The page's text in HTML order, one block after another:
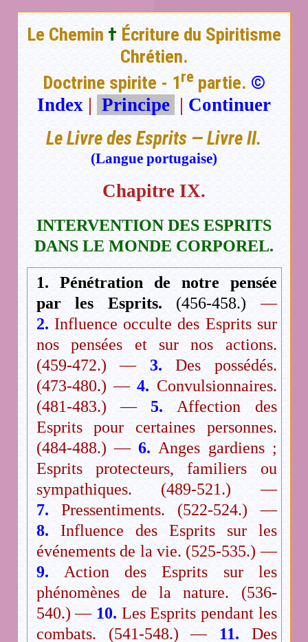
Le Chemin † Écriture du Spiritisme
Chrétien.
Doctrine spirite - 1re partie. ©
Index | Principe | Continuer
Le Livre des Esprits — Livre II.
(Langue portugaise)
Chapitre IX.
INTERVENTION DES ESPRITS
DANS LE MONDE CORPOREL.
1. Pénétration de notre pensée
par les Esprits. (456-458.)—
2. Influence occulte des Esprits sur
nos pensées et sur nos actions.
(459-472.) — 3. Des possédés.
(473-480.) —4. Convulsionnaires.
(481-483.) — 5. Affection des
Esprits pour certaines personnes.
(484-488.) —6. Anges gardiens ;
Esprits protecteurs, familiers ou
sympathiques. (489-521.) —
7. Pressentiments. (522-524.) —
8. Influence des Esprits sur les
événements de la vie. (525-535.) —
9. Action des Esprits sur les
phénomènes de la nature. (536-
540.) — 10. Les Esprits pendant les
combats. (541-548.) — 11. Des